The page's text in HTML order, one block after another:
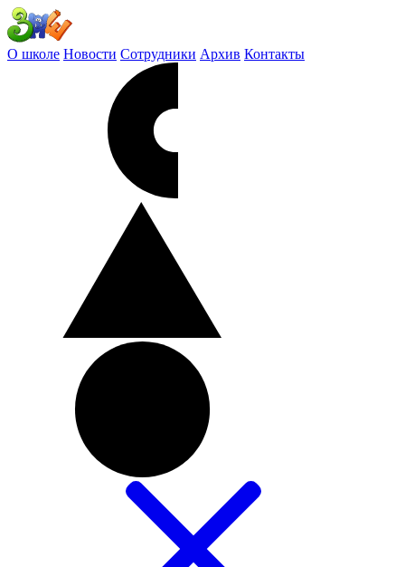
О школе Новости Сотрудники Архив Контакты